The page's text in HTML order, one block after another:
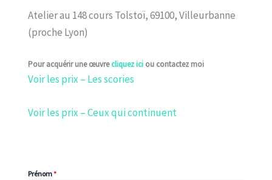
Atelier au 148 cours Tolstoï, 69100, Villeurbanne
(proche Lyon)
Pour acquérir une œuvrecliquez iciou contactez moi
Voir les prix – Les scories
Voir les prix – Ceux qui continuent
Prénom*